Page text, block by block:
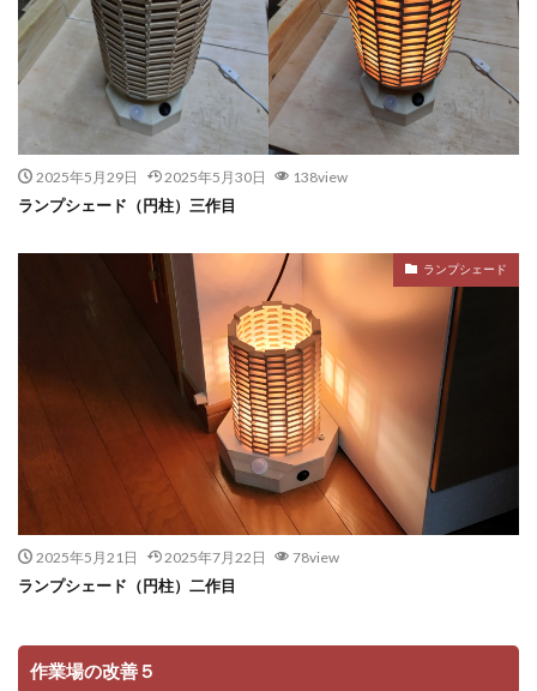
2025年5月29日 2025年5月30日 138view
ランプシェード（円柱）三作目
ランプシェード
2025年5月21日 2025年7月22日 78view
ランプシェード（円柱）二作目
作業場の改善５